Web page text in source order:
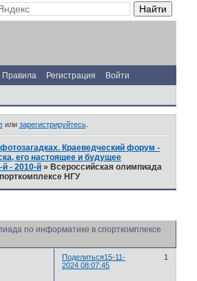
Правила Регистрация Войти
или зарегистрируйтесь.
Краеведческий форум -
его настоящее и будущее
й - 2010-й » Всероссийская олимпиада
НГУ
по информатике в спорткомплексе
Поделиться 1
15-11-
2024 08:07:45